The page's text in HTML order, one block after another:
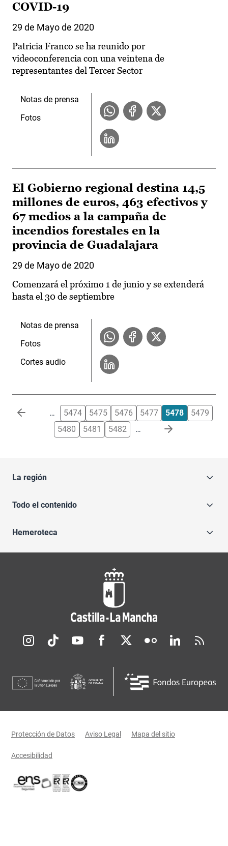
COVID-19
29 de Mayo de 2020
Patricia Franco se ha reunido por
videoconferencia con una veintena de
representantes del Tercer Sector
Notas de prensa
Fotos
El Gobierno regional destina 14,5
millones de euros, 463 efectivos y
67 medios a la campaña de
incendios forestales en la
provincia de Guadalajara
29 de Mayo de 2020
Comenzará el próximo 1 de junio y se extenderá
hasta el 30 de septiembre
Notas de prensa
Fotos
Cortes audio
Paginación … 5474 5475 5476 5477 5478
5479
5480
5481 5482 …
La región
Todo el contenido
Hemeroteca
Redes sociales JCCM
Menú legal
Protección de Datos Aviso Legal Mapa del sitio
Accesibilidad